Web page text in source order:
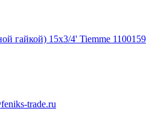
гайкой) 15х3/4' Tiemme 1100159
trade.ru